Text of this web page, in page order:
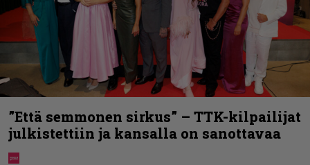
”Että semmonen sirkus” – TTK-kilpailijat
julkistettiin ja kansalla on sanottavaa